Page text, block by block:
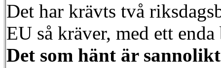
Det har krävts två
EU så kräver, med ett
Det som hänt är